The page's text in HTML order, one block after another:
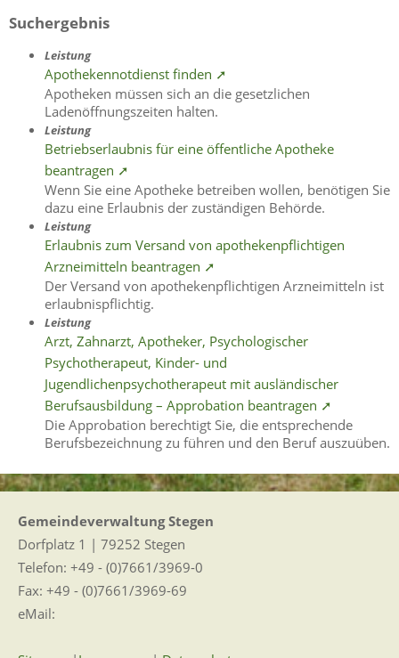
Suchergebnis
Leistung
Apothekennotdienst finden ➚
Apotheken müssen sich an die gesetzlichen
Ladenöffnungszeiten halten.
Leistung
Betriebserlaubnis für eine öffentliche Apotheke
beantragen ➚
Wenn Sie eine Apotheke betreiben wollen, benötigen Sie
dazu eine Erlaubnis der zuständigen Behörde.
Leistung
Erlaubnis zum Versand von apothekenpflichtigen
Arzneimitteln beantragen ➚
Der Versand von apothekenpflichtigen Arzneimitteln ist
erlaubnispflichtig.
Leistung
Arzt, Zahnarzt, Apotheker, Psychologischer
Psychotherapeut, Kinder- und
Jugendlichenpsychotherapeut mit ausländischer
Berufsausbildung – Approbation beantragen ➚
Die Approbation berechtigt Sie, die entsprechende
Berufsbezeichnung zu führen und den Beruf auszuüben.
Gemeindeverwaltung Stegen
Dorfplatz 1 | 79252 Stegen
Telefon: +49 - (0)7661/3969-0
Fax: +49 - (0)7661/3969-69
eMail: